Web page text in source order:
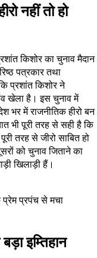
नहीं तो हो
किशोर का चुनाव मैदान
पत्रकार तथा
प्रशांत किशोर ने
खेला है। इस चुनाव में
भर में राजनीतिक हीरो बन
भी पूरी तरह से सही है कि
तरह से जीरो साबित हो
को चुनाव जिताने का
खिलाड़ी हैं।
प्रेम प्रपंच से मचा
इम्तिहान